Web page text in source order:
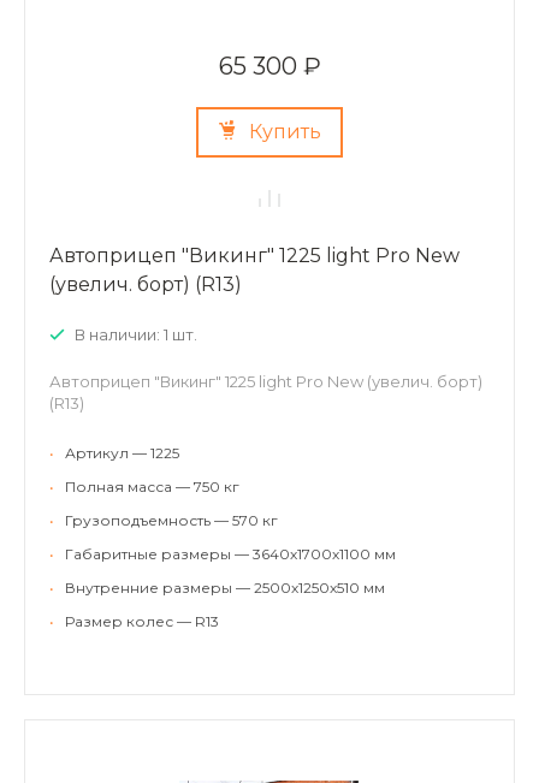
65 300 ₽
Купить
Автоприцеп "Викинг" 1225 light Pro New
(увелич. борт) (R13)
В наличии: 1 шт.
Автоприцеп "Викинг" 1225 light Pro New (увелич. борт)
(R13)
•
Артикул — 1225
•
Полная масса — 750 кг
•
Грузоподъемность — 570 кг
•
Габаритные размеры — 3640х1700х1100 мм
•
Внутренние размеры — 2500х1250х510 мм
•
Размер колес — R13